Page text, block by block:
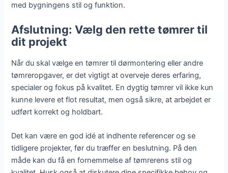
med bygningens stil og funktion.
Afslutning: Vælg den rette tømrer til
dit projekt
Når du skal vælge en tømrer til dørmontering eller andre
tømreropgaver, er det vigtigt at overveje deres erfaring,
specialer og fokus på kvalitet. En dygtig tømrer vil ikke kun
kunne levere et flot resultat, men også sikre, at arbejdet er
udført korrekt og holdbart.
Det kan være en god idé at indhente referencer og se
tidligere projekter, før du træffer en beslutning. På den
måde kan du få en fornemmelse af tømrerens stil og